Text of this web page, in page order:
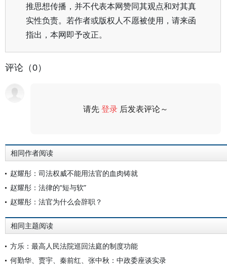
推思想传播，并不代表本网赞同其观点和对其真
实性负责。若作者或版权人不愿被使用，请来函
指出，本网即予改正。
评论（0）
请先登录 后发表评论～
相同作者阅读
赵耀彤：司法权威不能用法官的血肉铸就
赵耀彤：法律的“短与软”
赵耀彤：法官为什么会辞职？
相同主题阅读
方乐：最高人民法院巡回法庭的制度功能
何勤华、贾宇、秦前红、张中秋：中政委座谈实录